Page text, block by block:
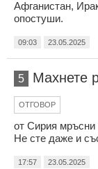
Афганистан,
опостуши.
09:03 23.05.2025
5 Махнете
ОТГОВОР
от Сирия мръсни
Не сте даже и
17:57 23.05.2025